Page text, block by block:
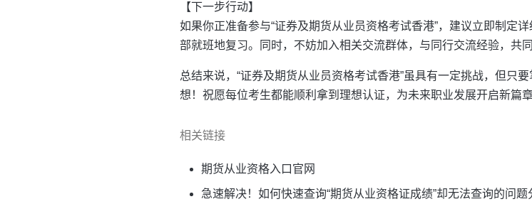
【下一步行动】
如果你正准备参与“证券及期货从业员资格考试香港”，建议立即制定
部就班地复习。同时，不妨加入相关交流群体，与同行交流经验，共
总结来说，“证券及期货从业员资格考试香港”虽具有一定挑战，但只
想！祝愿每位考生都能顺利拿到理想认证，为未来职业发展开启新篇章
相关链接
期货从业资格入口官网
急速解决！如何快速查询“期货从业资格证成绩”却无法查询的问题